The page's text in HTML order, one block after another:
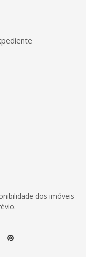
dos imóveis
Pinterest